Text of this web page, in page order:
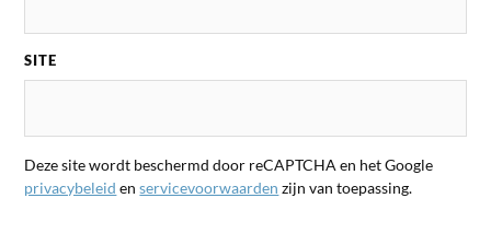
SITE
Deze site wordt beschermd door reCAPTCHA en het Google
privacybeleid enservicevoorwaarden zijn van toepassing.